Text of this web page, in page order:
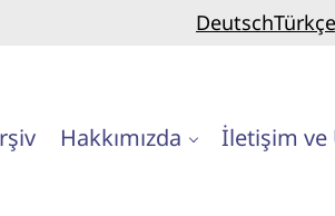
DeutschTürkçe
Hakkımızda İletişim ve